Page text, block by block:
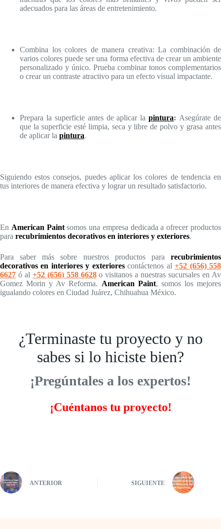
adecuados para las áreas de entretenimiento.
Combina los colores de manera creativa: La combinación de
varios colores puede ser una forma efectiva de crear un ambiente
personalizado y único. Prueba combinar tonos complementarios
o crear un contraste atractivo para un efecto visual impactante.
Prepara la superficie antes de aplicar lapintura: Asegúrate de
que la superficie esté limpia, seca y libre de polvo y grasa antes
de aplicar la pintura.
Siguiendo estos consejos, puedes aplicar los colores de tendencia en
tus interiores de manera efectiva y lograr un resultado satisfactorio.
En American Paintsomos una empresa dedicada a ofrecer productos
para recubrimientos decorativos en interiores y exteriores.
Para saber más sobre nuestros productos para recubrimientos
decorativos en interiores y exteriorescontáctenos al+52 (656) 558
6627 ó al +52 (656) 558 6628o visitanos a nuestras sucursales en Av
Gomez Morin y Av Reforma. American Paint, somos los mejores
igualando colores en Ciudad Juárez, Chihuahua México.
¿Terminaste tu proyecto y no
sabes si lo hiciste bien?
¡Pregúntales a los expertos!
¡Cuéntanos tu proyecto!
ANTERIOR SIGUIENTE